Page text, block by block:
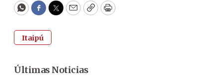
WhatsApp
Facebook
Twitter
EmailCopyPrint
Itaipú
Últimas Noticias